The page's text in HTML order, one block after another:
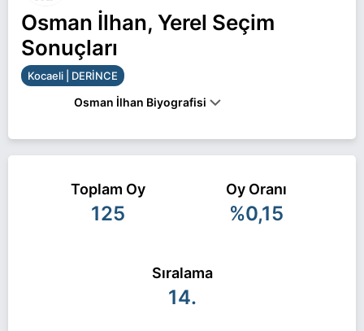
Osman İlhan, Yerel Seçim
Sonuçları
Kocaeli | DERİNCE
Osman İlhan Biyografisi
adayı olarak TKP ile 31 Mart 2024 yerel
seçimlerinde yarışıyor. Osman İlhan ile ilgili daha
fazla bilgi için
Osman İlhan Haberleri sayfamızı
Toplam Oy
125
Oy Oranı
%0,15
Sıralama
14.